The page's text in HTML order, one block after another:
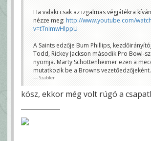
Ha valaki csak az izgalmas végjátékra
nézze meg: http://www.youtube.com/
v=tTnImwHlppU
A Saints edzője Bum Phillips,
Todd, Rickey Jackson második Pro Bowl-
nyomja. Marty Schottenheimer ezen a
mutatkozik be a Browns vezetőedzőjeként.
Szabler
kösz, ekkor még volt rúgó a